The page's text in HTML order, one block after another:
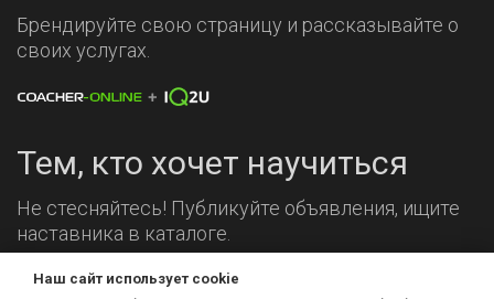
Брендируйте свою страницу и рассказывайте о
своих услугах.
Тем, кто хочет научиться
Не стесняйтесь! Публикуйте объявления, ищите
наставника в каталоге.
Мы на связи!
Наш сайт использует cookie